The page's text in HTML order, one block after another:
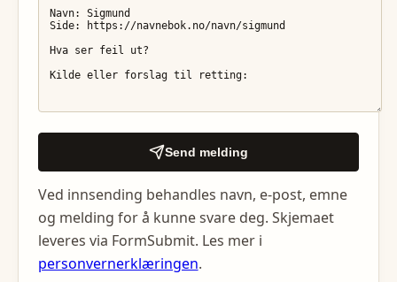
Send melding
Ved innsending behandles navn, e-post, emne
og melding for å kunne svare deg. Skjemaet
leveres via FormSubmit. Les mer i
personvernerklæringen.